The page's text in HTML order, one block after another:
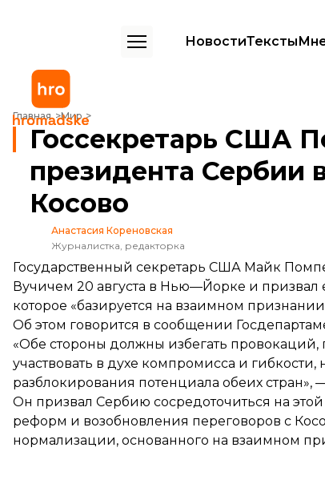
НовостиТексты
Главная Мир
Госсекретарь США Помпео призвал президента Сербии
Госсекретарь США
президента Сербии
Косово
Анастасия Кореновская
Журналистка, редакторка
Государственный секретарь США Майк
Вучичем 20 августа в Нью—Йорке и призвал
которое «базируется на взаимном
Об этом говорится в сообщении
«Обе стороны должны избегать
участвовать в духе компромисса и
разблокирования потенциала обеих стран»,
Он призвал Сербию сосредоточиться на
реформ и возобновления переговоров с
нормализации, основанного на взаимном